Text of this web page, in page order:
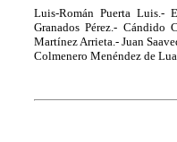
Luis-Román Puerta Luis.-
Granados Pérez.- Cándido
Martínez Arrieta.- Juan
Colmenero Menéndez de